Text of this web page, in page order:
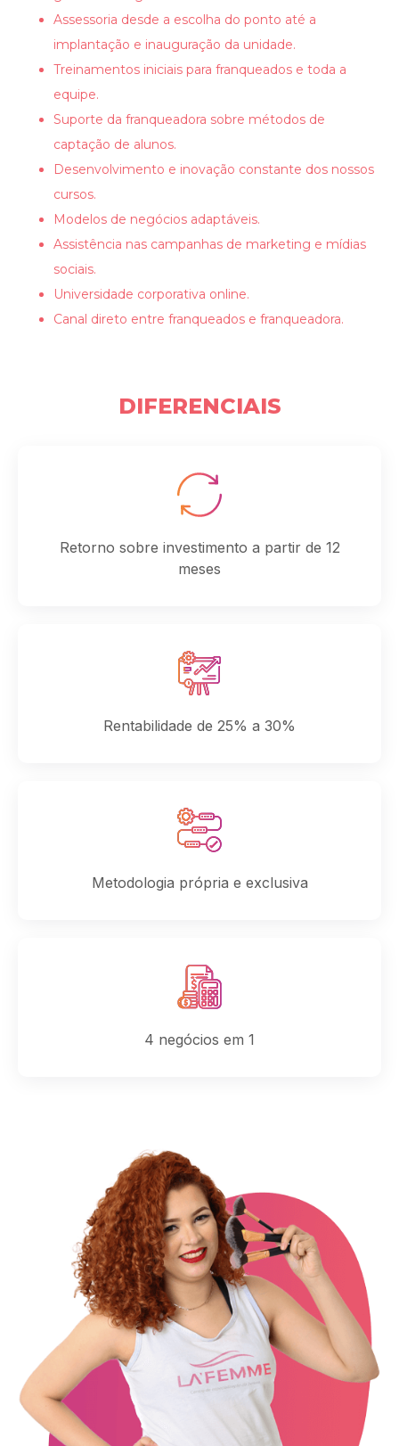
Assessoria desde a escolha do ponto até a
implantação e inauguração da unidade.
Treinamentos iniciais para franqueados e toda a
equipe.
Suporte da franqueadora sobre métodos de
captação de alunos.
Desenvolvimento e inovação constante dos nossos
cursos.
Modelos de negócios adaptáveis.
Assistência nas campanhas de marketing e mídias
sociais.
Universidade corporativa online.
Canal direto entre franqueados e franqueadora.
DIFERENCIAIS
Retorno sobre investimento a partir de 12
meses
Rentabilidade de 25% a 30%
Metodologia própria e exclusiva
4 negócios em 1